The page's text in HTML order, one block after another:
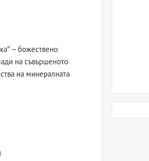
– божествено
на съвършеното
на минералната